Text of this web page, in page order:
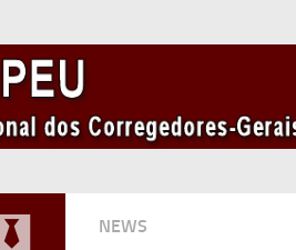
NEWS